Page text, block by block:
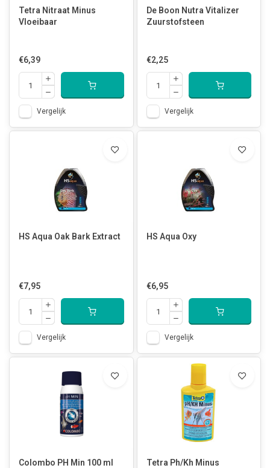
Tetra Nitraat Minus
Vloeibaar
€6,39
Vergelijk
De Boon Nutra Vitalizer
Zuurstofsteen
€2,25
Vergelijk
HS Aqua Oak Bark Extract
€7,95
Vergelijk
HS Aqua Oxy
€6,95
Vergelijk
Colombo PH Min 100 ml Tetra Ph/Kh Minus